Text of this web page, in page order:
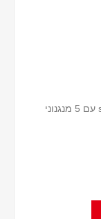
סיר לחץ 7 ליטר טפאל דגם secure neo 5 עם 5 מנגנוני